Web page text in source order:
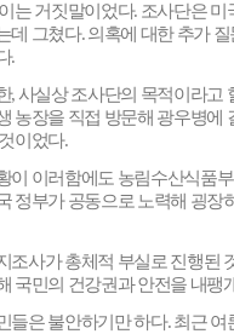
는 거짓말이었다. 조사단은 미
데 그쳤다.의혹에 대한 추가
.
, 사실상 조사단의 목적이라고
농장을 직접 방문해 광우병에
이었다.
이 이러함에도 농림수산식품
정부가 공동으로 노력해 굉장
조사가 총체적 부실로 진행된
국민의 건강권과 안전을 내팽
들은 불안하기만 하다.최근 여